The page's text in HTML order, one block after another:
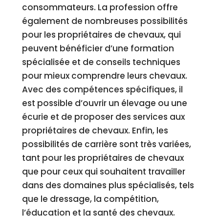
consommateurs. La profession offre
également de nombreuses possibilités
pour les propriétaires de chevaux, qui
peuvent bénéficier d’une formation
spécialisée et de conseils techniques
pour mieux comprendre leurs chevaux.
Avec des compétences spécifiques, il
est possible d’ouvrir un élevage ou une
écurie et de proposer des services aux
propriétaires de chevaux. Enfin, les
possibilités de carrière sont très variées,
tant pour les propriétaires de chevaux
que pour ceux qui souhaitent travailler
dans des domaines plus spécialisés, tels
que le dressage, la compétition,
l’éducation et la santé des chevaux.